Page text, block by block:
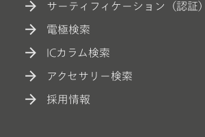
サーティフィケーション（認証）
電極検索
ICカラム検索
アクセサリー検索
採用情報